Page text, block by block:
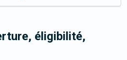
éligibilité,